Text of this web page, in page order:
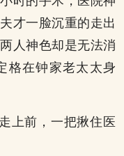
才一脸沉重的走出
人神色却是无法消
格在钟家老太太身
上前，一把揪住医